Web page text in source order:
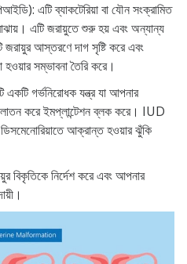
এটি ব্যাকটেরিয়া বা যৌন সংক্রামিত
এটি জরায়ুতে শুরু হয় এবং অন্যান্য
আস্তরণে দাগ সৃষ্টি করে এবং
হওয়ার সম্ভাবনা তৈরি করে।
গর্ভনিরোধক যন্ত্র যা আপনার
করে ইমপ্লান্টেশন ব্লক করে। IUD
আক্রান্ত হওয়ার ঝুঁকি
বিকৃতিকে নির্দেশ করে এবং আপনার